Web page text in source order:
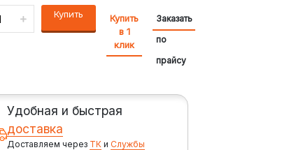
Купить
Купить
в 1
клик
Заказать
по
прайсу
Удобная и быстрая
доставка
Доставляем через ТКи Службы